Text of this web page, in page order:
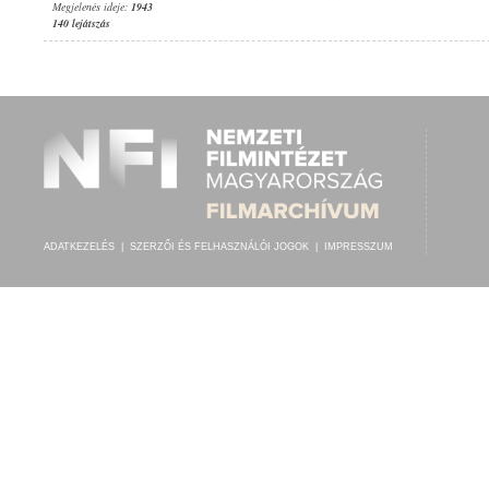
Megjelenés ideje: 1943
140 lejátszás
ADATKEZELÉS SZERZŐI ÉS FELHASZNÁLÓI JOGOK IMPRESSZUM